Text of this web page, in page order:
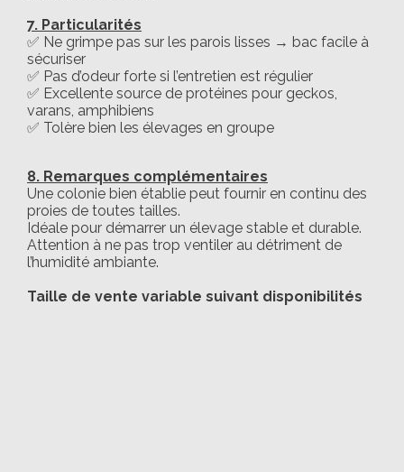
7. Particularités
✅ Ne grimpe pas sur les parois lisses → bac facile à
sécuriser
✅ Pas d’odeur forte si l’entretien est régulier
✅ Excellente source de protéines pour geckos,
varans, amphibiens
✅ Tolère bien les élevages en groupe
8. Remarques complémentaires
Une colonie bien établie peut fournir en continu des
proies de toutes tailles.
Idéale pour démarrer un élevage stable et durable.
Attention à ne pas trop ventiler au détriment de
l’humidité ambiante.
Taille de vente variable suivant disponibilités